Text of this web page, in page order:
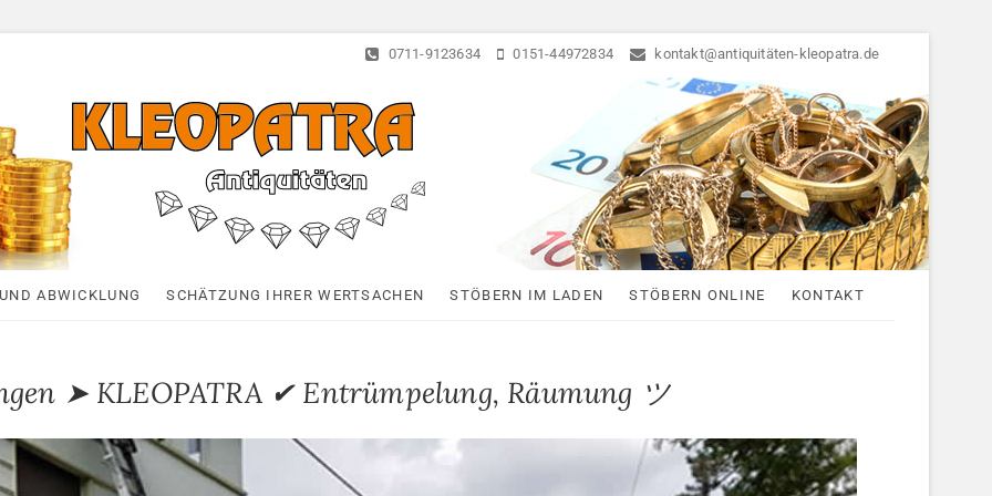
0711-9123634 0151-44972834 kontakt@antiquitäten-kleopatra.de
Kleopatra-Antiquitäten
HAUSHALTSAUFLÖSUNGEN, ANTIQUITÄTEN AN- UND VERTAUF
ABWICKLUNG SCHÄTZUNG IHRER WERTSACHEN STÖBERN IM LADEN STÖBERN ONLINE KONTAKT
➤ KLEOPATRA ✔ Entrümpelung, Räumung ツ